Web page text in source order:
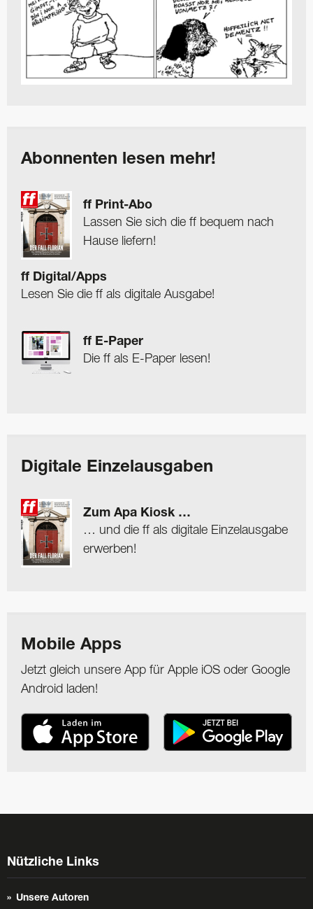
Abonnenten lesen mehr!
ff Print-Abo
Lassen Sie sich die ff bequem nach
Hause liefern!
ff Digital/Apps
Lesen Sie die ff als digitale Ausgabe!
ff E-Paper
Die ff als E-Paper lesen!
Digitale Einzelausgaben
Zum Apa Kiosk …
… und die ff als digitale Einzelausgabe
erwerben!
Mobile Apps
Jetzt gleich unsere App für Apple iOS oder Google
Android laden!
Nützliche Links
Unsere Autoren